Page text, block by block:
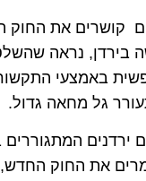
קושרים את
בירדן, נראה
באמצעי
גל מחאה גדול.
ירדנים
את החוק החדש,